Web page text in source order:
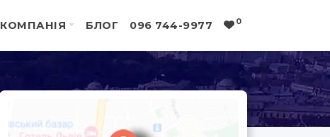
КОМПАНІЯ БЛОГ 096 744-9977 0